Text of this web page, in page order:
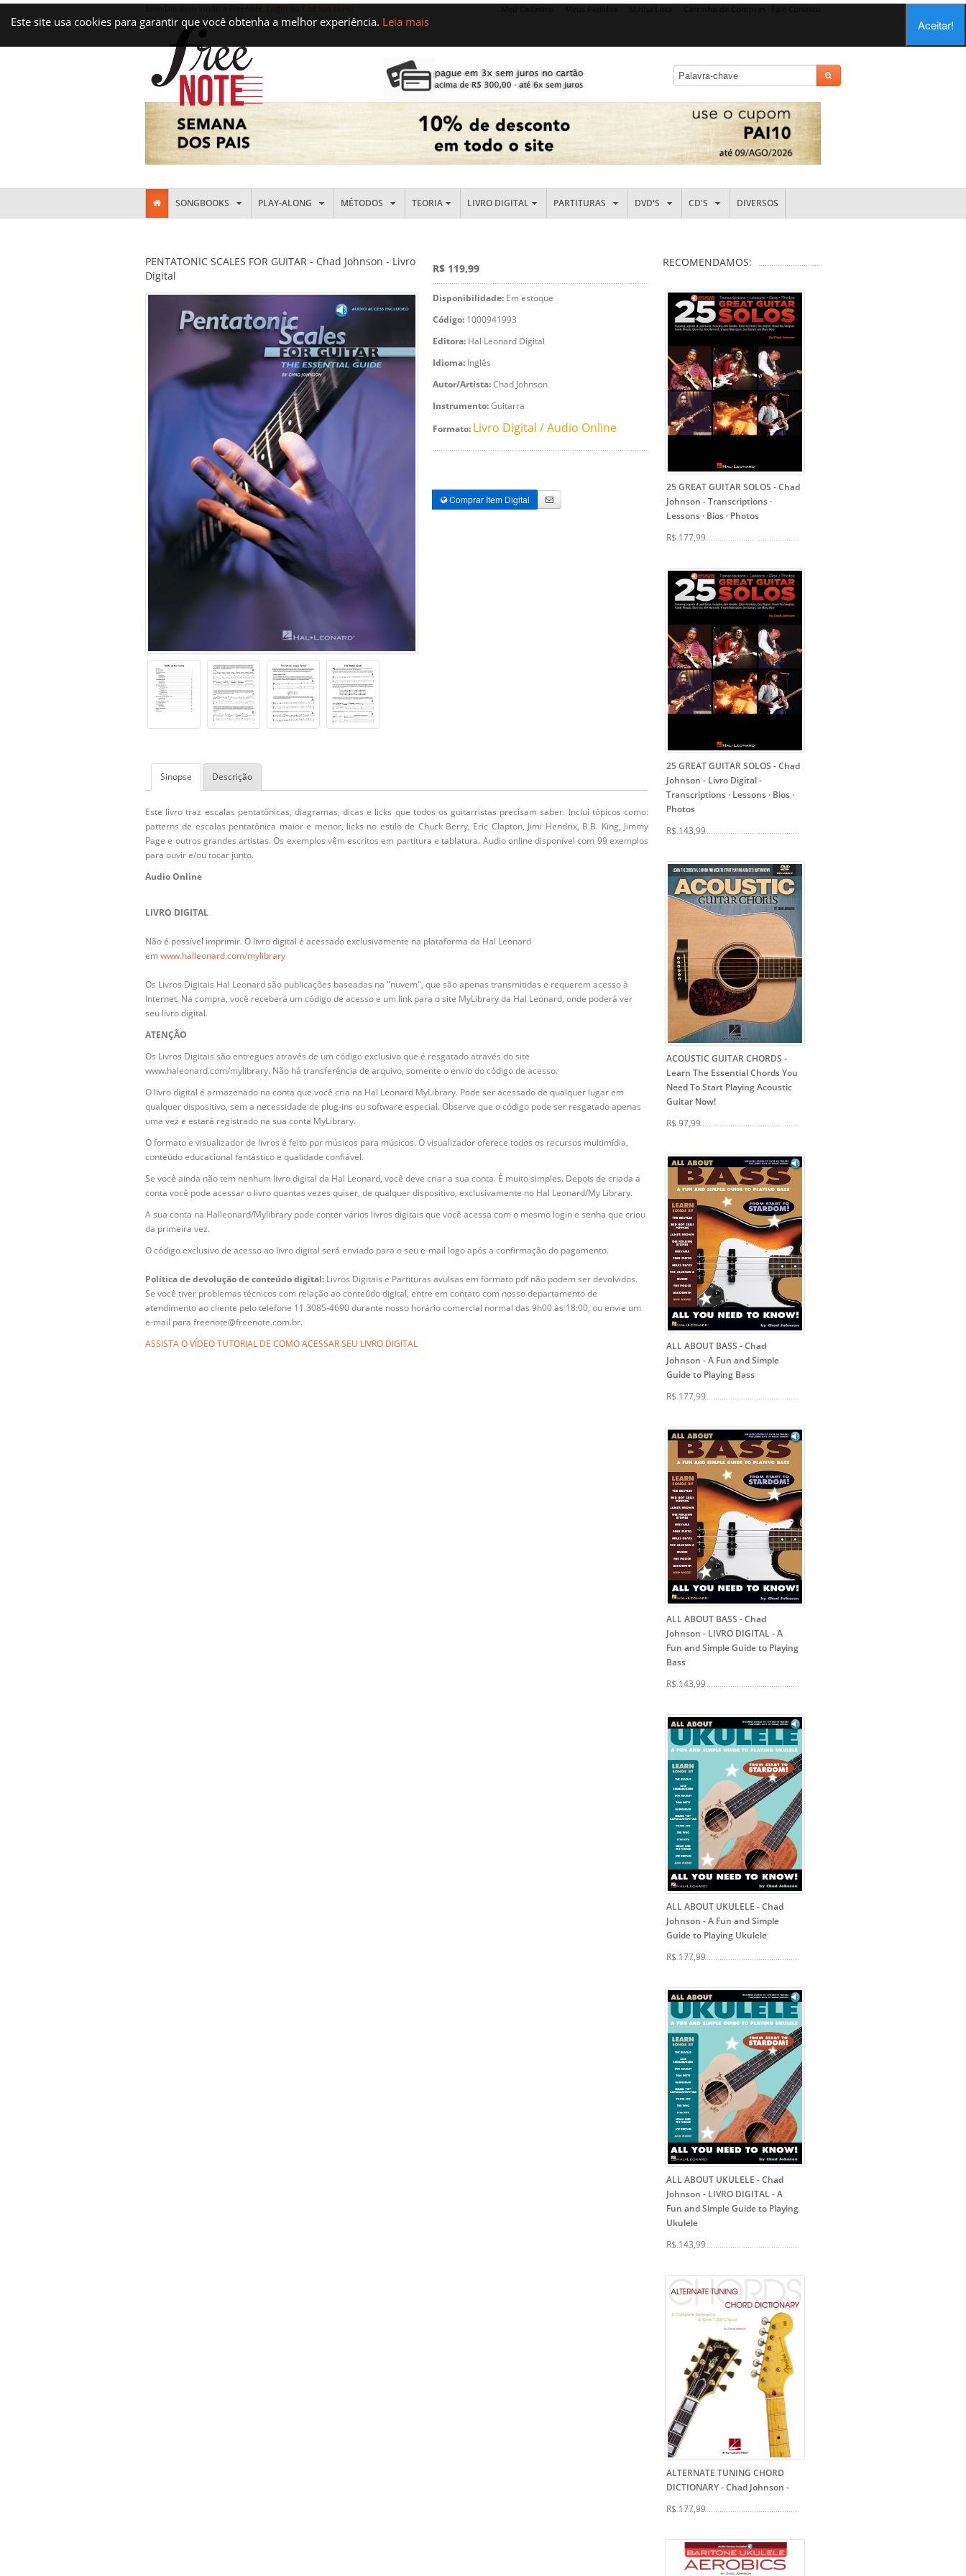
Este site usa cookies para garantir que você obtenha a melhor experiência. Leia mais Aceitar!
SONGBOOKS PLAY-ALONG MÉTODOS TEORIA LIVRO DIGITAL PARTITURAS DVD'S CD'S DIVERSOS
PENTATONIC SCALES FOR GUITAR - Chad Johnson - Livro
Digital
R$ 119,99
Disponibilidade: Em estoque
Código: 1000941993
Editora: Hal Leonard Digital
Idioma: Inglês
Autor/Artista:Chad Johnson
Instrumento:Guitarra
Formato: Livro Digital / Audio Online
Comprar Item Digital
Sinopse Descrição
Este livro traz escalas pentatônicas, diagramas, dicas e licks que todos os guitarristas precisam saber. Inclui tópicos como:
patterns de escalas pentatônica maior e menor, licks no estilo de Chuck Berry, Eric Clapton, Jimi Hendrix, B.B. King, Jimmy
Page e outros grandes artistas. Os exemplos vêm escritos em partitura e tablatura. Audio online disponível com 99 exemplos
para ouvir e/ou tocar junto.
Audio Online
LIVRO DIGITAL
Não é possível imprimir. O livro digital é acessado exclusivamente na plataforma da Hal Leonard
emwww.halleonard.com/mylibrary
Os Livros Digitais Hal Leonard são publicações baseadas na "nuvem", que são apenas transmitidas e requerem acesso à
Internet. Na compra, você receberá um código de acesso e um link para o site MyLibrary da Hal Leonard, onde poderá ver
seu livro digital.
ATENÇÃO
Os Livros Digitais são entregues através de um código exclusivo que é resgatado através do site
www.haleonard.com/mylibrary. Não há transferência de arquivo, somente o envio do código de acesso.
O livro digital é armazenado na conta que você cria na Hal Leonard MyLibrary. Pode ser acessado de qualquer lugar em
qualquer dispositivo, sem a necessidade de plug-ins ou software especial. Observe que o código pode ser resgatado apenas
uma vez e estará registrado na sua conta MyLibrary.
O formato e visualizador de livros é feito por músicos para músicos. O visualizador oferece todos os recursos multimídia,
conteúdo educacional fantástico e qualidade confiável.
Se você ainda não tem nenhum livro digital da Hal Leonard, você deve criar a sua conta. É muito simples. Depois de criada a
conta você pode acessar o livro quantas vezes quiser, de qualquer dispositivo, exclusivamente no Hal Leonard/My Library.
A sua conta na Halleonard/Mylibrary pode conter vários livros digitais que você acessa com o mesmo login e senha que criou
da primeira vez.
O código exclusivo de acesso ao livro digital será enviado para o seu e-mail logo após a confirmação do pagamento.
Política de devolução de conteúdo digital: Livros Digitais e Partituras avulsas em formato pdf não podem ser devolvidos.
Se você tiver problemas técnicos com relação ao conteúdo digital, entre em contato com nosso departamento de
atendimento ao cliente pelo telefone 11 3085-4690 durante nosso horário comercial normal das 9h00 às 18:00, ou envie um
e-mail para freenote@freenote.com.br.
ASSISTA O VÍDEO TUTORIAL DE COMO ACESSAR SEU LIVRO DIGITAL
RECOMENDAMOS:
25 GREAT GUITAR SOLOS - Chad
Johnson - Transcriptions ·
Lessons · Bios · Photos
R$ 177,99
25 GREAT GUITAR SOLOS - Chad
Johnson - Livro Digital-
Transcriptions · Lessons · Bios ·
Photos
R$ 143,99
ACOUSTIC GUITAR CHORDS -
Learn The Essential Chords You
Need To Start Playing Acoustic
Guitar Now!
R$ 97,99
ALL ABOUT BASS - Chad
Johnson - A Fun and Simple
Guide to Playing Bass
R$ 177,99
ALL ABOUT BASS - Chad
Johnson - LIVRO DIGITAL- A
Fun and Simple Guide to Playing
Bass
R$ 143,99
ALL ABOUT UKULELE - Chad
Johnson - A Fun and Simple
Guide to Playing Ukulele
R$ 177,99
ALL ABOUT UKULELE - Chad
Johnson - LIVRO DIGITAL- A
Fun and Simple Guide to Playing
Ukulele
R$ 143,99
ALTERNATE TUNING CHORD
DICTIONARY - Chad Johnson -
R$ 177,99